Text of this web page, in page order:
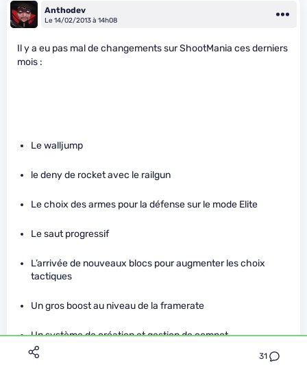
31
Anthodev
Le 14/02/2013 à 14h08
Il y a eu pas mal de changements sur ShootMania ces derniers
mois :
Le walljump
le deny de rocket avec le railgun
Le choix des armes pour la défense sur le mode Elite
Le saut progressif
L’arrivée de nouveaux blocs pour augmenter les choix
tactiques
Un gros boost au niveau de la framerate
Un système de création et gestion de compet